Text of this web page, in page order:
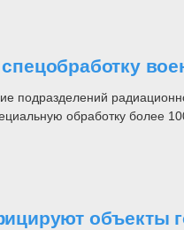
подразделений
обработку более
объекты